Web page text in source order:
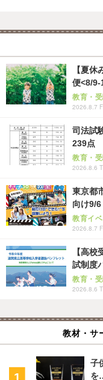
【夏
便<8/9-
教育・
2026.8.7
司法試
239点
教育・
2026.8.6
東京都
向け9/6
教育イ
2026.8.7
【高
試制度
教育・
2026.8.6
教材・サ
子
を